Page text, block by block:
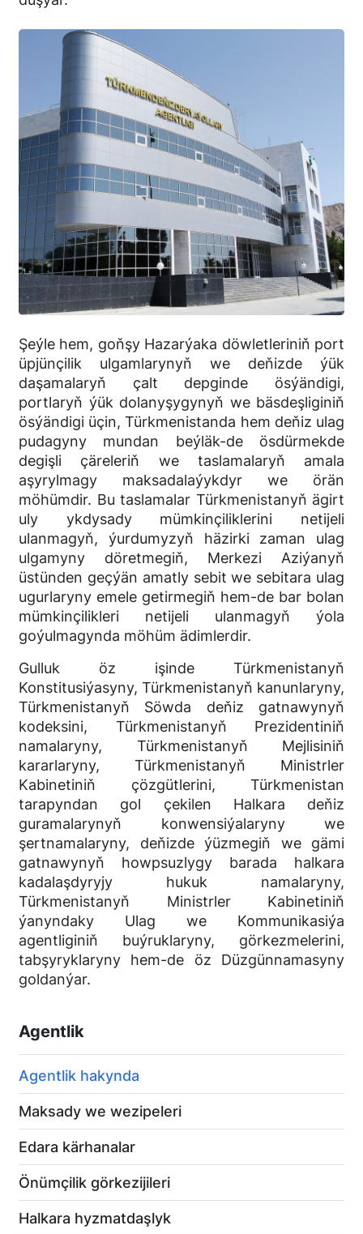
Şeýle hem, goňşy Hazarýaka döwletleriniň port
üpjünçilik ulgamlarynyň we deňizde ýük
daşamalaryň çalt depginde ösýändigi,
portlaryň ýük dolanyşygynyň we bäsdeşliginiň
ösýändigi üçin, Türkmenistanda hem deňiz ulag
pudagyny mundan beýläk-de ösdürmekde
degişli çäreleriň we taslamalaryň amala
aşyrylmagy maksadalaýykdyr we örän
möhümdir. Bu taslamalar Türkmenistanyň ägirt
uly ykdysady mümkinçiliklerini netijeli
ulanmagyň, ýurdumyzyň häzirki zaman ulag
ulgamyny döretmegiň, Merkezi Aziýanyň
üstünden geçýän amatly sebit we sebitara ulag
ugurlaryny emele getirmegiň hem-de bar bolan
mümkinçilikleri netijeli ulanmagyň ýola
goýulmagynda möhüm ädimlerdir.
Gulluk öz işinde Türkmenistanyň
Konstitusiýasyny, Türkmenistanyň kanunlaryny,
Türkmenistanyň Söwda deňiz gatnawynyň
kodeksini, Türkmenistanyň Prezidentiniň
namalaryny, Türkmenistanyň Mejlisiniň
kararlaryny, Türkmenistanyň Ministrler
Kabinetiniň çözgütlerini, Türkmenistan
tarapyndan gol çekilen Halkara deňiz
guramalarynyň konwensiýalaryny we
şertnamalaryny, deňizde ýüzmegiň we gämi
gatnawynyň howpsuzlygy barada halkara
kadalaşdyryjy hukuk namalaryny,
Türkmenistanyň Ministrler Kabinetiniň
ýanyndaky Ulag we Kommunikasiýa
agentliginiň buýruklaryny, görkezmelerini,
tabşyryklaryny hem-de öz Düzgünnamasyny
goldanýar.
Agentlik
Agentlik hakynda
Maksady we wezipeleri
Edara kärhanalar
Önümçilik görkezijileri
Halkara hyzmatdaşlyk